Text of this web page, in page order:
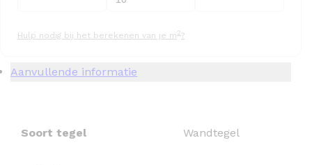
Hulp nodig bij het berekenen van je m 2?
Aanvullende informatie
Soort tegel Wandtegel